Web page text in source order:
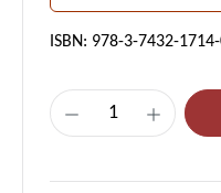
ISBN: 978-3-7432-
Produkt Anzahl: